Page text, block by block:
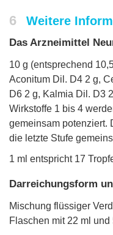
6 Weitere
Das Arzneimittel
10 g (entsprechend
Aconitum Dil. D4 2 g,
D6 2 g, Kalmia Dil. D3
Wirkstoffe 1 bis 4
gemeinsam potenziert.
die letzte Stufe
1 ml entspricht 17
Darreichungsform
Mischung flüssiger
Flaschen mit 22 ml und